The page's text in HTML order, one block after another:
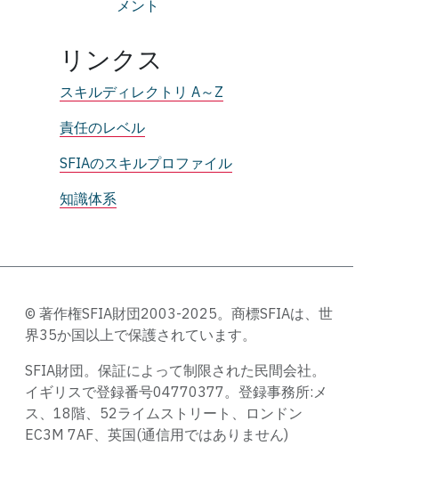
メント
リンクス
スキルディレクトリ A～Z
責任のレベル
SFIAのスキルプロファイル
知識体系
© 著作権SFIA財団2003-2025。商標SFIAは、世
界35か国以上で保護されています。
SFIA財団。保証によって制限された民間会社。
イギリスで登録番号04770377。登録事務所:メ
ス、18階、52ライムストリート、ロンドン
EC3M 7AF、英国(通信用ではありません)